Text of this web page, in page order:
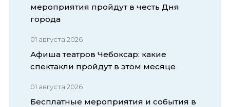
мероприятия пройдут в честь Дня
города
01 августа 2026
Афиша театров Чебоксар: какие
спектакли пройдут в этом месяце
01 августа 2026
Бесплатные мероприятия и события в